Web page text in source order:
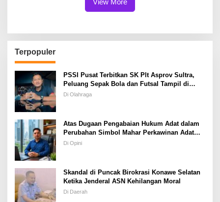
View More
Terpopuler
PSSI Pusat Terbitkan SK Plt Asprov Sultra,
Peluang Sepak Bola dan Futsal Tampil di
Porprov Tetap Terbuka
Di Olahraga
Atas Dugaan Pengabaian Hukum Adat dalam
Perubahan Simbol Mahar Perkawinan Adat
Masyarakat Pulau Wawonii
Di Opini
Skandal di Puncak Birokrasi Konawe Selatan
Ketika Jenderal ASN Kehilangan Moral
Di Daerah